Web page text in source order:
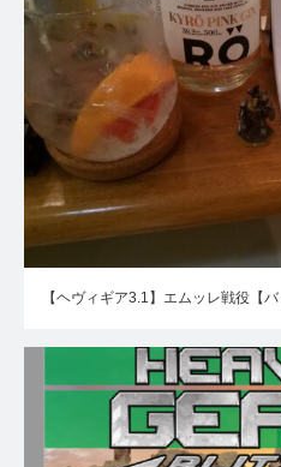
【ヘヴィギア3.1】エムッレ戦役【バ